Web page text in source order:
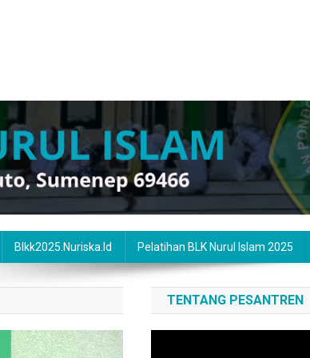
Blkk2025.nuriska.id Pelatihan BLK Nurul Islam 2025
TENTANG PESANTREN